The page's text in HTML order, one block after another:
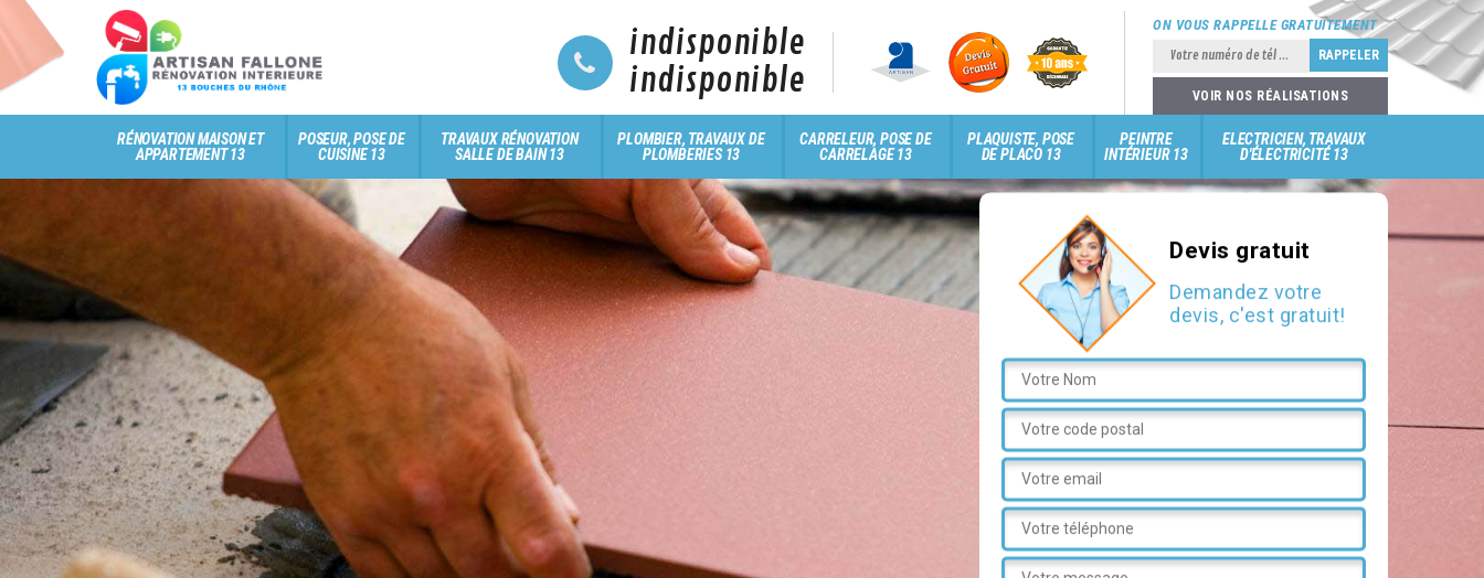
indisponible
indisponible
ON VOUS RAPPELLE GRATUITEMENT
VOIR NOS RÉALISATIONS
RÉNOVATION MAISON ET
APPARTEMENT 13
POSEUR, POSE DE
CUISINE 13
TRAVAUX RÉNOVATION
SALLE DE BAIN 13
PLOMBIER, TRAVAUX DE
PLOMBERIES 13
CARRELEUR, POSE DE
CARRELAGE 13
PLAQUISTE, POSE
DE PLACO 13
PEINTRE
INTÉRIEUR 13
ELECTRICIEN, TRAVAUX
D'ÉLECTRICITÉ 13
Devis gratuit
Demandez votre
devis, c'est gratuit!